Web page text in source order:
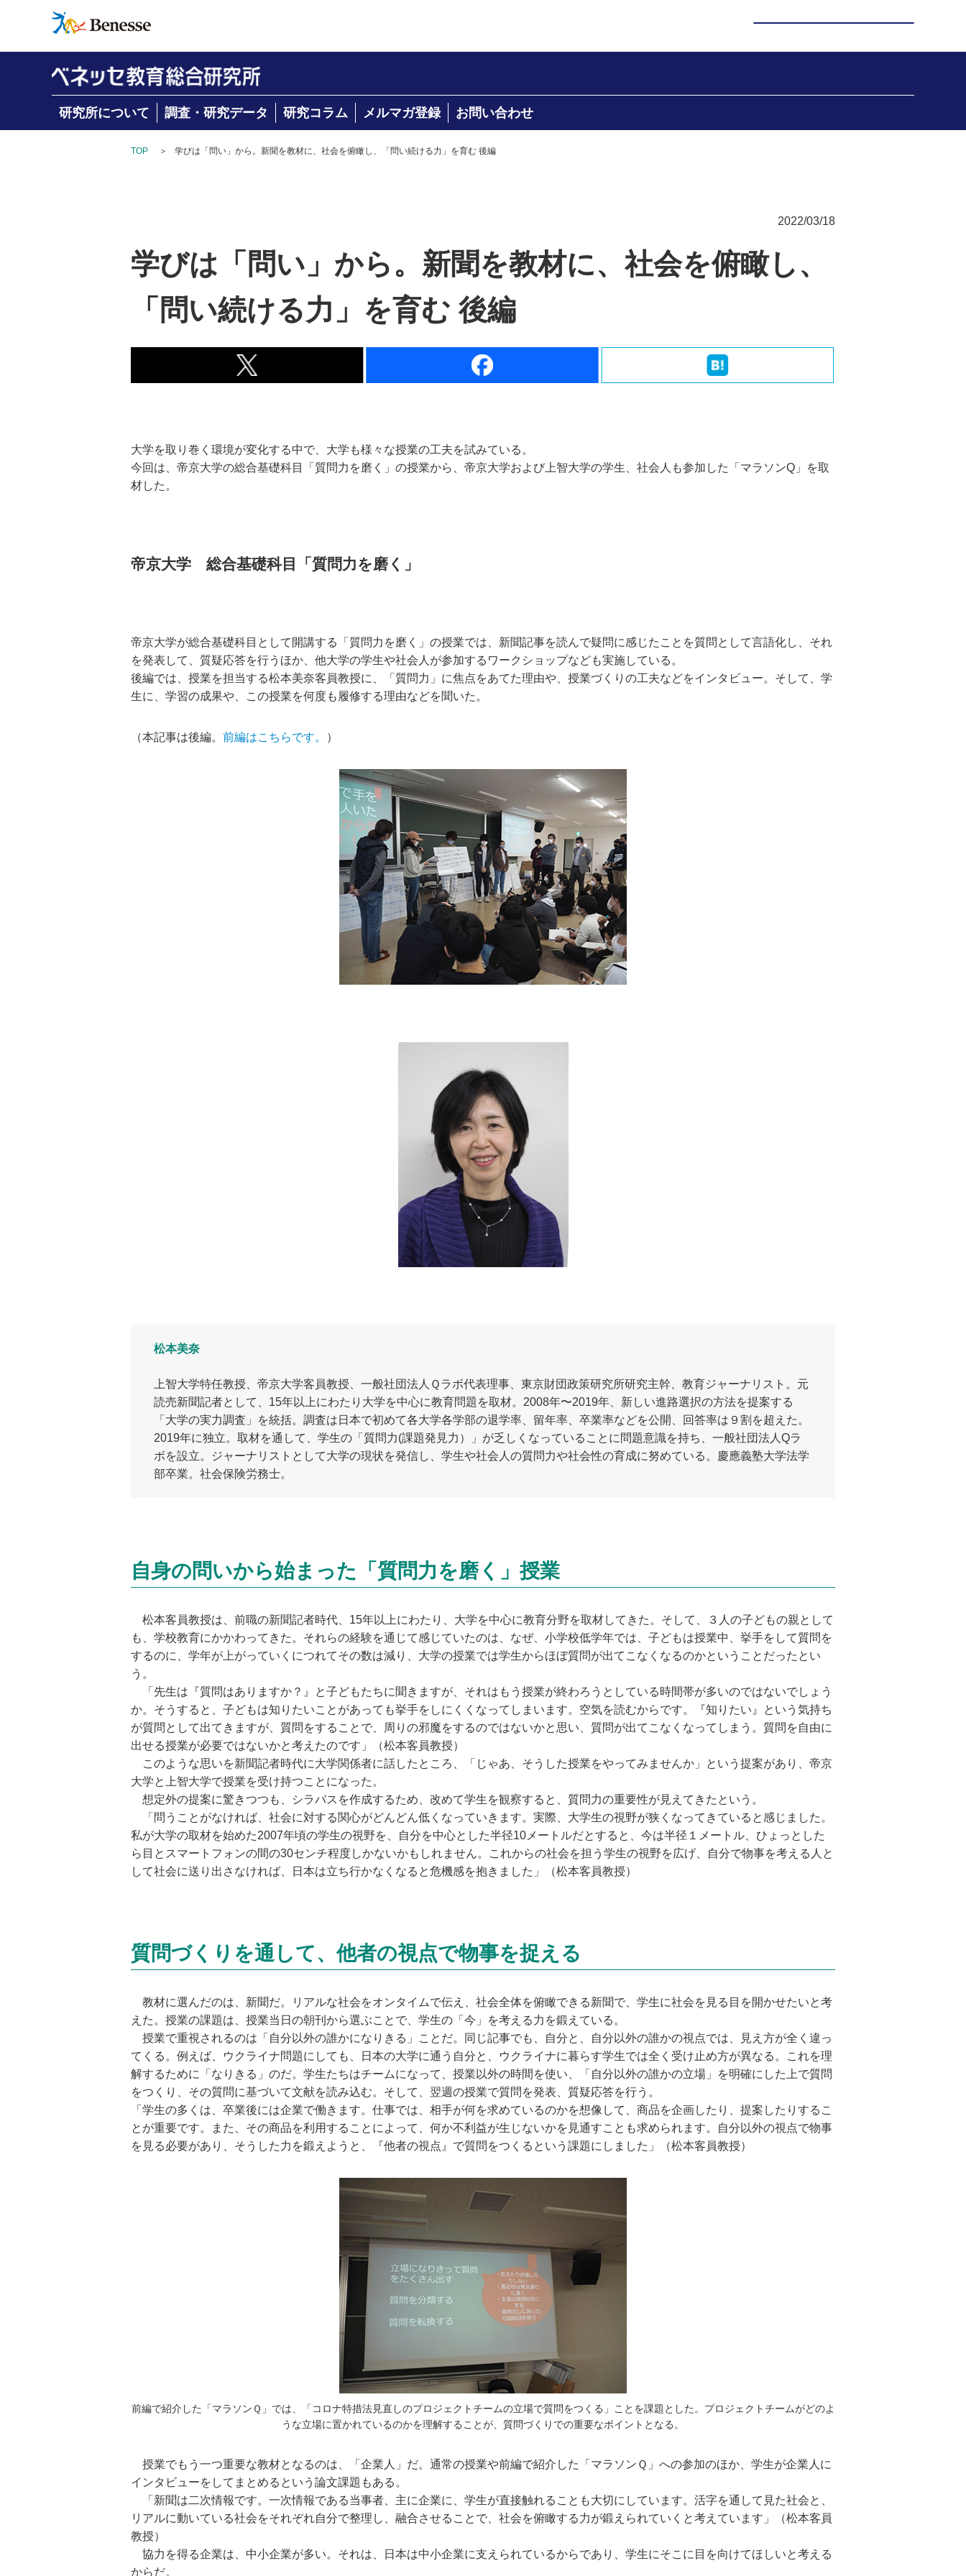
研究所について 調査・研究データ 研究コラム メルマガ登録 お問い合わせ
TOP ＞ 学びは「問い」から。新聞を教材に、社会を俯瞰し、「問い続ける力」を育む 後編
2022/03/18
学びは「問い」から。新聞を教材に、社会を俯瞰し、
「問い続ける力」を育む 後編
大学を取り巻く環境が変化する中で、大学も様々な授業の工夫を試みている。
今回は、帝京大学の総合基礎科目「質問力を磨く」の授業から、帝京大学および上智大学の学生、社会人も参加した「マラソンQ」を取
材した。
帝京大学 総合基礎科目「質問力を磨く」
帝京大学が総合基礎科目として開講する「質問力を磨く」の授業では、新聞記事を読んで疑問に感じたことを質問として言語化し、それ
を発表して、質疑応答を行うほか、他大学の学生や社会人が参加するワークショップなども実施している。
後編では、授業を担当する松本美奈客員教授に、「質問力」に焦点をあてた理由や、授業づくりの工夫などをインタビュー。そして、学
生に、学習の成果や、この授業を何度も履修する理由などを聞いた。
（本記事は後編。 前編はこちらです。 ）
松本美奈
上智大学特任教授、帝京大学客員教授、一般社団法人Ｑラボ代表理事、東京財団政策研究所研究主幹、教育ジャーナリスト。元
読売新聞記者として、15年以上にわたり大学を中心に教育問題を取材。2008年〜2019年、新しい進路選択の方法を提案する
「大学の実力調査」を統括。調査は日本で初めて各大学各学部の退学率、留年率、卒業率などを公開、回答率は９割を超えた。
2019年に独立。取材を通して、学生の「質問力(課題発見力）」が乏しくなっていることに問題意識を持ち、一般社団法人Qラ
ボを設立。ジャーナリストとして大学の現状を発信し、学生や社会人の質問力や社会性の育成に努めている。慶應義塾大学法学
部卒業。社会保険労務士。
自身の問いから始まった「質問力を磨く」授業
松本客員教授は、前職の新聞記者時代、15年以上にわたり、大学を中心に教育分野を取材してきた。そして、３人の子どもの親として
も、学校教育にかかわってきた。それらの経験を通じて感じていたのは、なぜ、小学校低学年では、子どもは授業中、挙手をして質問を
するのに、学年が上がっていくにつれてその数は減り、大学の授業では学生からほぼ質問が出てこなくなるのかということだったとい
う。
「先生は『質問はありますか？』と子どもたちに聞きますが、それはもう授業が終わろうとしている時間帯が多いのではないでしょう
か。そうすると、子どもは知りたいことがあっても挙手をしにくくなってしまいます。空気を読むからです。『知りたい』という気持ち
が質問として出てきますが、質問をすることで、周りの邪魔をするのではないかと思い、質問が出てこなくなってしまう。質問を自由に
出せる授業が必要ではないかと考えたのです」（松本客員教授）
このような思いを新聞記者時代に大学関係者に話したところ、「じゃあ、そうした授業をやってみませんか」という提案があり、帝京
大学と上智大学で授業を受け持つことになった。
想定外の提案に驚きつつも、シラバスを作成するため、改めて学生を観察すると、質問力の重要性が見えてきたという。
「問うことがなければ、社会に対する関心がどんどん低くなっていきます。実際、大学生の視野が狭くなってきていると感じました。
私が大学の取材を始めた2007年頃の学生の視野を、自分を中心とした半径10メートルだとすると、今は半径１メートル、ひょっとした
ら目とスマートフォンの間の30センチ程度しかないかもしれません。これからの社会を担う学生の視野を広げ、自分で物事を考える人と
して社会に送り出さなければ、日本は立ち行かなくなると危機感を抱きました」（松本客員教授）
質問づくりを通して、他者の視点で物事を捉える
教材に選んだのは、新聞だ。リアルな社会をオンタイムで伝え、社会全体を俯瞰できる新聞で、学生に社会を見る目を開かせたいと考
えた。授業の課題は、授業当日の朝刊から選ぶことで、学生の「今」を考える力を鍛えている。
授業で重視されるのは「自分以外の誰かになりきる」ことだ。同じ記事でも、自分と、自分以外の誰かの視点では、見え方が全く違っ
てくる。例えば、ウクライナ問題にしても、日本の大学に通う自分と、ウクライナに暮らす学生では全く受け止め方が異なる。これを理
解するために「なりきる」のだ。学生たちはチームになって、授業以外の時間を使い、「自分以外の誰かの立場」を明確にした上で質問
をつくり、その質問に基づいて文献を読み込む。そして、翌週の授業で質問を発表、質疑応答を行う。
「学生の多くは、卒業後には企業で働きます。仕事では、相手が何を求めているのかを想像して、商品を企画したり、提案したりするこ
とが重要です。また、その商品を利用することによって、何か不利益が生じないかを見通すことも求められます。自分以外の視点で物事
を見る必要があり、そうした力を鍛えようと、『他者の視点』で質問をつくるという課題にしました」（松本客員教授）
前編で紹介した「マラソンＱ」では、「コロナ特措法見直しのプロジェクトチームの立場で質問をつくる」ことを課題とした。プロジェクトチームがどのよ
うな立場に置かれているのかを理解することが、質問づくりでの重要なポイントとなる。
授業でもう一つ重要な教材となるのは、「企業人」だ。通常の授業や前編で紹介した「マラソンＱ」への参加のほか、学生が企業人に
インタビューをしてまとめるという論文課題もある。
「新聞は二次情報です。一次情報である当事者、主に企業に、学生が直接触れることも大切にしています。活字を通して見た社会と、
リアルに動いている社会をそれぞれ自分で整理し、融合させることで、社会を俯瞰する力が鍛えられていくと考えています」（松本客員
教授）
協力を得る企業は、中小企業が多い。それは、日本は中小企業に支えられているからであり、学生にそこに目を向けてほしいと考える
からだ。